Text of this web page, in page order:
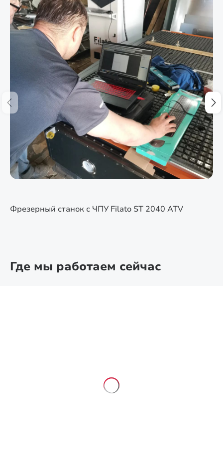
Фрезерный станок с ЧПУ Filato ST 2040 ATV
Где мы работаем сейчас